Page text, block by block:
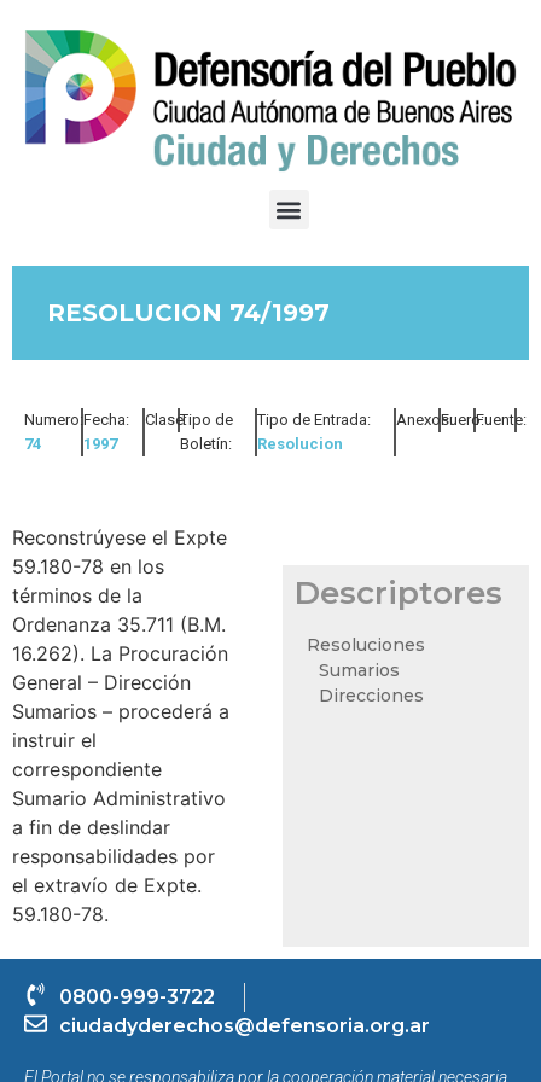
RESOLUCION 74/1997
Numero:
74
Fecha:
1997
Clase:Tipo de
Boletín:
Tipo de Entrada:
Resolucion
Anexos:Fuero:Fuente:
Reconstrúyese el Expte
59.180-78 en los
términos de la
Ordenanza 35.711 (B.M.
16.262). La Procuración
General – Dirección
Sumarios – procederá a
instruir el
correspondiente
Sumario Administrativo
a fin de deslindar
responsabilidades por
el extravío de Expte.
59.180-78.
Descriptores
Resoluciones
Sumarios
Direcciones
0800-999-3722
ciudadyderechos@defensoria.org.ar
El Portal no se responsabiliza por la cooperación material necesaria